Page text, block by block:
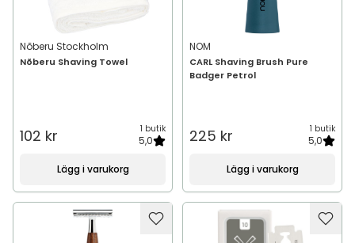
Nõberu Stockholm
Nõberu Shaving Towel
102 kr 1 butik
5,0
Lägg i varukorg
NOM
CARL Shaving Brush Pure
Badger Petrol
225 kr 1 butik
5,0
Lägg i varukorg